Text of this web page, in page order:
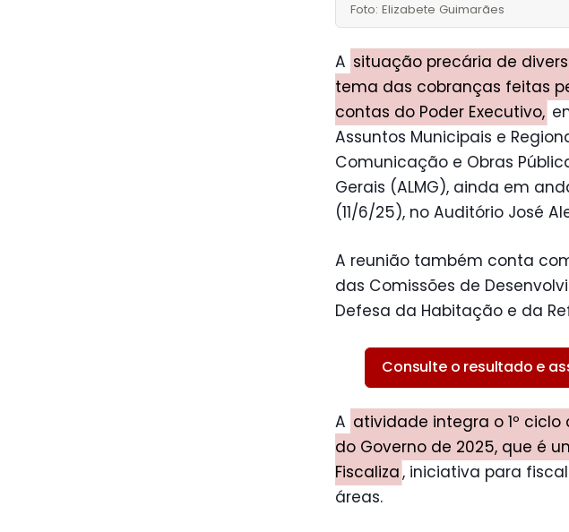
Foto: Elizabete Guimarães
A situação precária de
tema das cobranças feitas
contas do Poder Executivo,
Assuntos Municipais e
Comunicação e Obras
Gerais (ALMG), ainda em
(11/6/25), no Auditório José
A reunião também conta
das Comissões de
Defesa da Habitação e da
Consulte o resultado e
A atividade integra o 1º
do Governo de 2025, que é
Fiscaliza, iniciativa para
áreas.